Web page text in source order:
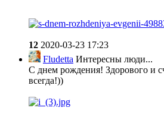
12 2020-03-23 17:23
Fludetta Интересны люди...
С днем рождения! Здорового и
всегда!))